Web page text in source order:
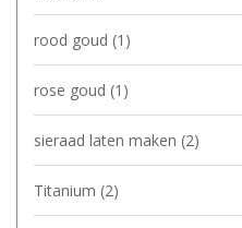
rood goud (1)
rose goud (1)
sieraad laten maken (2)
Titanium (2)